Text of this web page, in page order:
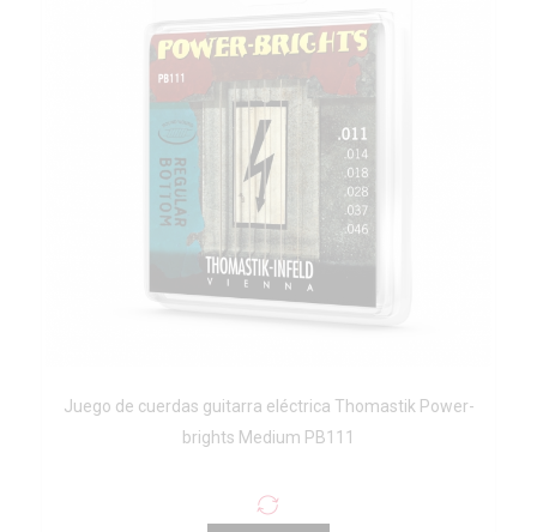
Juego de cuerdas guitarra eléctrica Thomastik Power-
brights Medium PB111